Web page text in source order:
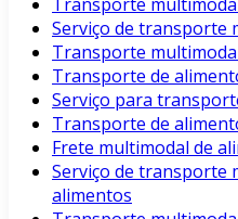
Serviço de transporte
Transporte
Transporte de
Serviço para
Transporte de
Frete multimodal de
Serviço de transporte
alimentos